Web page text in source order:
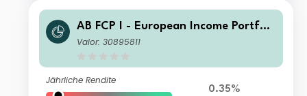
AB FCP I - European Income Portfoli
o IA USD H Inc
Valor: 30895811
Jährliche Rendite
0.35%